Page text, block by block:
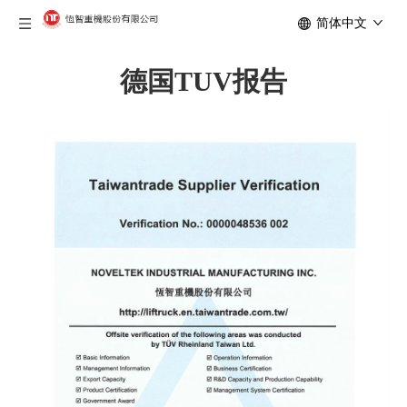
简体中文
德国TUV报告